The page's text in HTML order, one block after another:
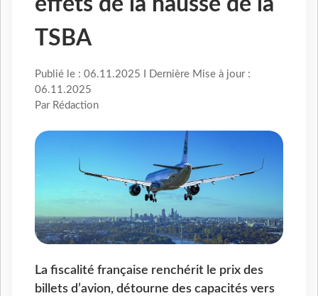
TSBA
Publié le : 06.11.2025 I Dernière Mise à jour :
06.11.2025
Par Rédaction
La fiscalité française renchérit le prix des
billets d’avion, détourne des capacités vers